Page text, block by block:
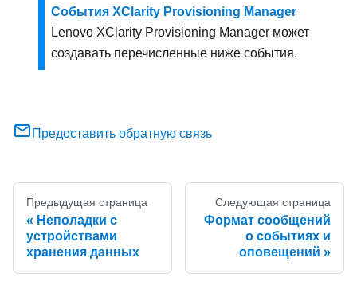
События XClarity Provisioning Manager
Lenovo XClarity Provisioning Manager может
создавать перечисленные ниже события.
Предоставить обратную связь
Предыдущая страница
Неполадки с
устройствами
хранения данных
Следующая страница
Формат сообщений
о событиях и
оповещений